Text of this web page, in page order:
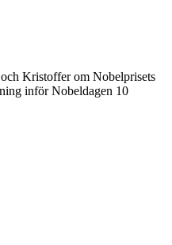
Kristoffer om Nobelprisets
inför Nobeldagen 10